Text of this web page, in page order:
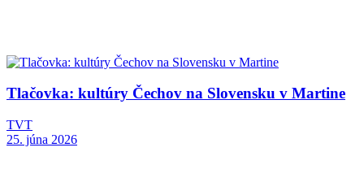
Tlačovka: kultúry Čechov na Slovensku v Martine
TVT
25. júna 2026